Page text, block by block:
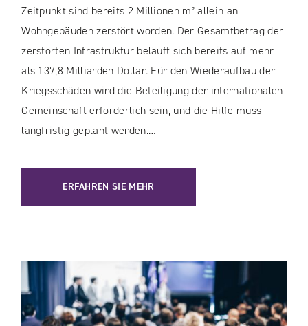
Zeitpunkt sind bereits 2 Millionen m² allein an
Wohngebäuden zerstört worden. Der Gesamtbetrag der
zerstörten Infrastruktur beläuft sich bereits auf mehr
als 137,8 Milliarden Dollar. Für den Wiederaufbau der
Kriegsschäden wird die Beteiligung der internationalen
Gemeinschaft erforderlich sein, und die Hilfe muss
langfristig geplant werden.…
ERFAHREN SIE MEHR